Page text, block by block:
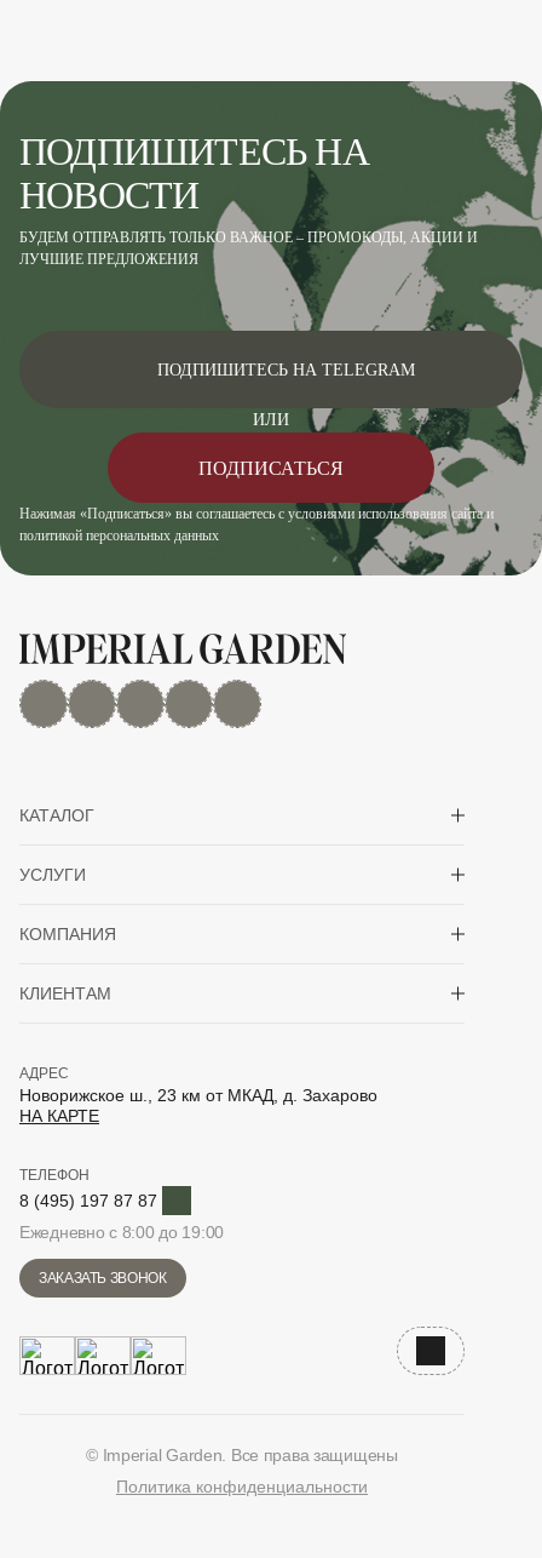
ПОДПИШИТЕСЬ НА
НОВОСТИ
БУДЕМ ОТПРАВЛЯТЬ ТОЛЬКО ВАЖНОЕ – ПРОМОКОДЫ, АКЦИИ И
ЛУЧШИЕ ПРЕДЛОЖЕНИЯ
Нажимая «Подписаться» вы соглашаетесь с условиями использования сайта и
политикой персональных данных
ПОДПИШИТЕСЬ НА TELEGRAM
ИЛИ
ПОДПИСАТЬСЯ
MAX Дзен YouTuberutubeTelegram
КАТАЛОГ
УСЛУГИ
КОМПАНИЯ
КЛИЕНТАМ
АДРЕС
Новорижское ш., 23 км от МКАД, д. Захарово
НА КАРТЕ
ТЕЛЕФОН
8 (495) 197 87 87
Ежедневно с 8:00 до 19:00
ЗАКАЗАТЬ ЗВОНОК
Наверх
© Imperial Garden. Все права защищены
Политика конфиденциальности